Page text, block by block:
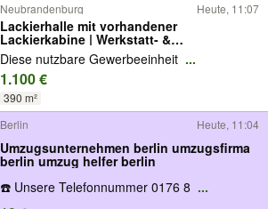
Neubrandenburg Heute, 11:07
Lackierhalle mit vorhandener
Lackierkabine | Werkstatt- &
Gewerbefläche | ca. 390 m² |
Neubrandenburg
Diese nutzbare Gewerbeeinheit ...
1.100 €
390 m²
Berlin Heute, 11:04
Umzugsunternehmen berlin umzugsfirma
berlin umzug helfer berlin
☎️ Unsere Telefonnummer 0176 8 ...